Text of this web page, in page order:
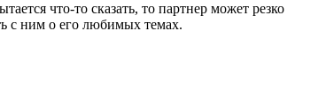
что-то сказать, то партнер может резко
с ним о его любимых темах.